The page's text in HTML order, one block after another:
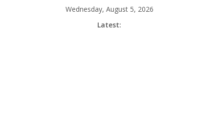
Wednesday, August 5, 2026
Latest: